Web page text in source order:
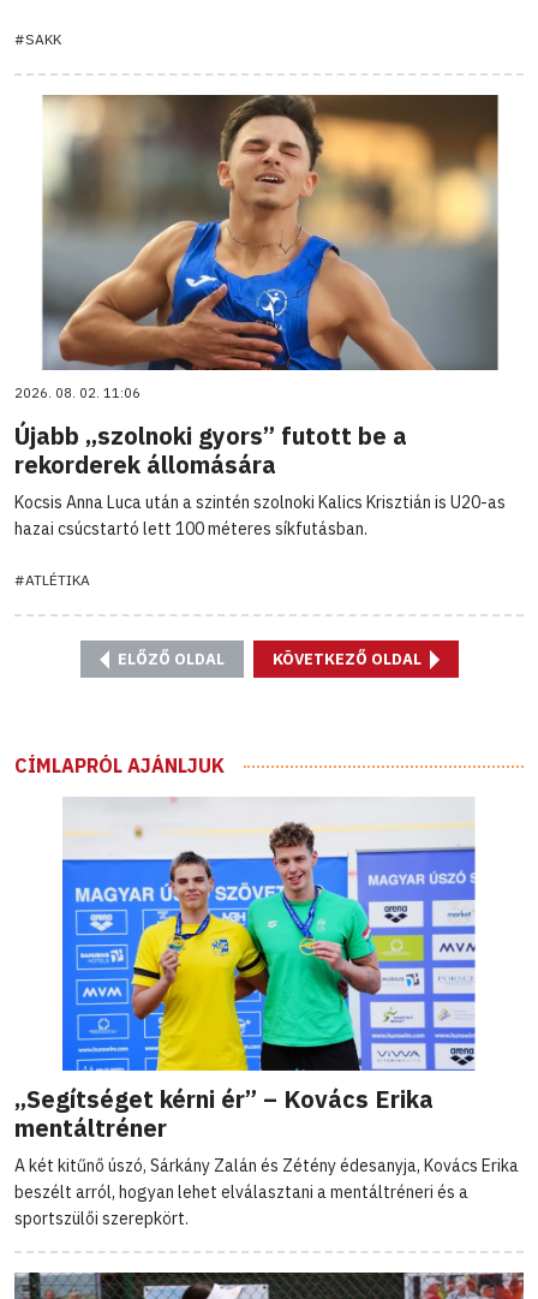
#SAKK
2026. 08. 02. 11:06
Újabb „szolnoki gyors” futott be a
rekorderek állomására
Kocsis Anna Luca után a szintén szolnoki Kalics Krisztián is U20-as
hazai csúcstartó lett 100 méteres síkfutásban.
#ATLÉTIKA
ELŐZŐ OLDAL KÖVETKEZŐ OLDAL
CÍMLAPRÓL AJÁNLJUK
„Segítséget kérni ér” – Kovács Erika
mentáltréner
A két kitűnő úszó, Sárkány Zalán és Zétény édesanyja, Kovács Erika
beszélt arról, hogyan lehet elválasztani a mentáltréneri és a
sportszülői szerepkört.